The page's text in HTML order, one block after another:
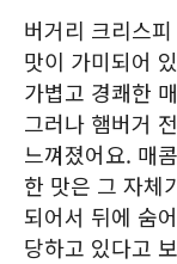
버거리 크리스
맛이 가미되어
가볍고 경쾌한
그러나 햄버거
느껴졌어요. 매
한 맛은 그 자체
되어서 뒤에 숨
당하고 있다고